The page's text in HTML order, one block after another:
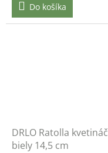
Do košíka
DRLO Ratolla kvetináč
biely 14,5 cm